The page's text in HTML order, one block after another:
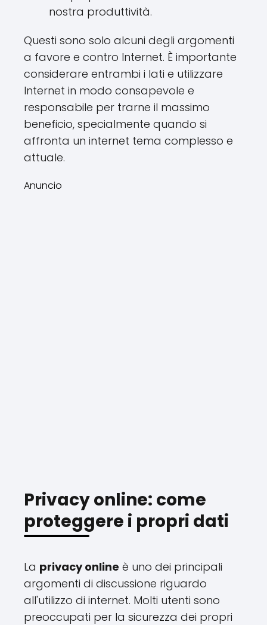
nostra produttività.
Questi sono solo alcuni degli argomenti
a favore e contro Internet. È importante
considerare entrambi i lati e utilizzare
Internet in modo consapevole e
responsabile per trarne il massimo
beneficio, specialmente quando si
affronta un internet tema complesso e
attuale.
Anuncio
Privacy online: come
proteggere i propri dati
La privacy online è uno dei principali
argomenti di discussione riguardo
all'utilizzo di internet. Molti utenti sono
preoccupati per la sicurezza dei propri